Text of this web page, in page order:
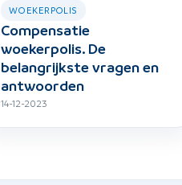
WOEKERPOLIS
Compensatie
woekerpolis. De
belangrijkste vragen en
antwoorden
14-12-2023